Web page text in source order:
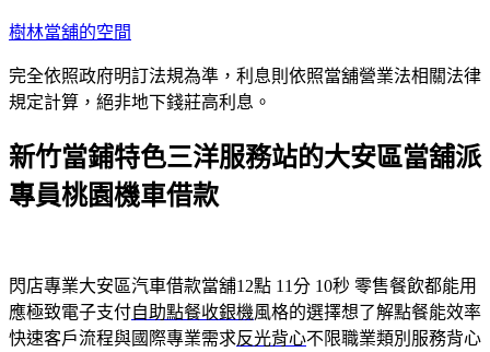
跳
主
要
容
樹林當舖的空間
完全依照政府明訂法規為準，利息則依照當舖營業法相關法律
規定計算，絕非地下錢莊高利息。
新竹當鋪特色三洋服務站的大安區當舖派
專員桃園機車借款
閃店專業大安區汽車借款當舖12點 11分 10秒 零售餐飲都能用
應極致電子支付自助點餐收銀機風格的選擇想了解點餐能效率
快速客戶流程與國際專業需求反光背心不限職業類別服務背心